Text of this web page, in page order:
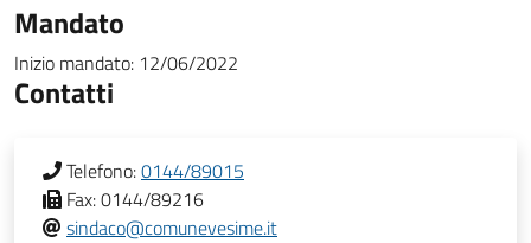
Mandato
Inizio mandato: 12/06/2022
Contatti
Telefono:0144/89015
Fax:0144/89216
sindaco@comunevesime.it